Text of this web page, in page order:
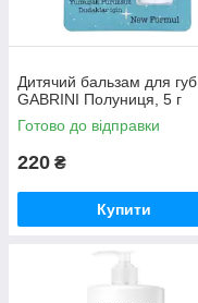
Дитячий бальзам для губ
GABRINI Полуниця, 5 г
Готово до відправки
220 ₴
Купити